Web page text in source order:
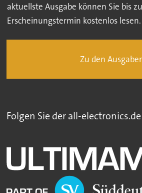
aktuellste Ausgabe können Sie bis
Erscheinungstermin kostenlos lesen.
Zu den
Folgen Sie der all-